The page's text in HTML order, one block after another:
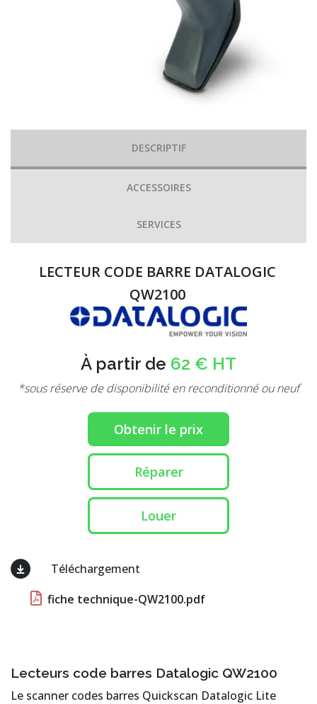
DESCRIPTIF
ACCESSOIRES
SERVICES
LECTEUR CODE BARRE DATALOGIC
QW2100
À partir de 62 € HT
*sous réserve de disponibilité en reconditionné ou neuf
Obtenir le prix
Réparer
Louer
Téléchargement
fiche technique-QW2100.pdf
Lecteurs code barres Datalogic QW2100
Le scanner codes barres Quickscan Datalogic Lite